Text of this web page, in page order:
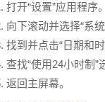
打开“设置”应用程序。
向下滚动并选择“系统
找到并点击“日期和时
查找“使用24小时制”
返回主屏幕。